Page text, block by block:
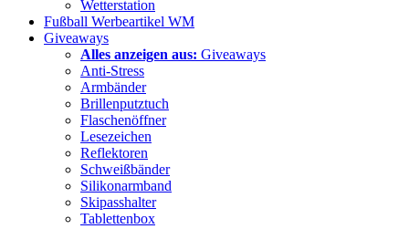
Wetterstation
Fußball Werbeartikel WM
Giveaways
Alles anzeigen aus: Giveaways
Anti-Stress
Armbänder
Brillenputztuch
Flaschenöffner
Lesezeichen
Reflektoren
Schweißbänder
Silikonarmband
Skipasshalter
Tablettenbox